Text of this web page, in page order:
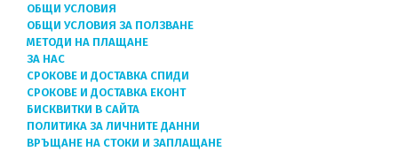
ОБЩИ УСЛОВИЯ
ОБЩИ УСЛОВИЯ ЗА ПОЛЗВАНЕ
МЕТОДИ НА ПЛАЩАНЕ
ЗА НАС
СРОКОВЕ И ДОСТАВКА СПИДИ
СРОКОВЕ И ДОСТАВКА ЕКОНТ
БИСКВИТКИ В САЙТА
ПОЛИТИКА ЗА ЛИЧНИТЕ ДАННИ
ВРЪЩАНЕ НА СТОКИ И ЗАПЛАЩАНЕ